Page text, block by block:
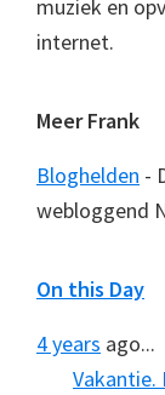
muziek en
internet.
Meer Frank
Bloghelden -
webloggend
On this Day
4 years ago...
Vakantie.